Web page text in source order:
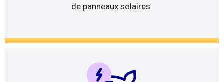
de panneaux solaires.